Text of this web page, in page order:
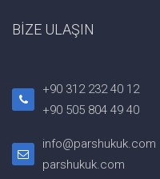
BİZE ULAŞIN
+90 312 232 40 12
+90 505 804 49 40
info@parshukuk.com
parshukuk.com